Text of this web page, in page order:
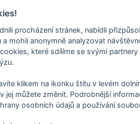
procházení stránek, nabídli
a mohli anonymně analyzovat
které sdílíme se svými
klikem na ikonku štítu v levém
jej můžete změnit. Podrobnější
osobních údajů a používání